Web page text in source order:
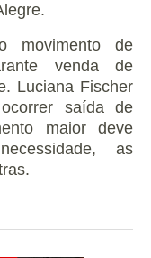
movimento de
venda de
Luciana Fischer
saída de
maior deve
as